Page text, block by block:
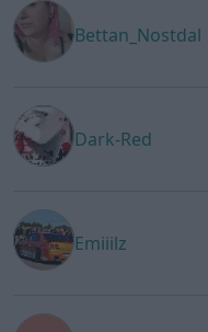
Bettan_Nostdal
Dark-Red
Emiiilz